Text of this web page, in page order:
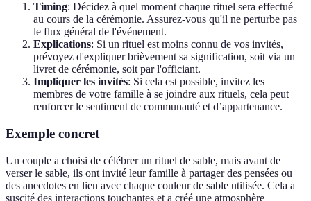
Timing: Décidez à quel moment chaque rituel sera effectué
au cours de la cérémonie. Assurez-vous qu'il ne perturbe pas
le flux général de l'événement.
Explications: Si un rituel est moins connu de vos invités,
prévoyez d'expliquer brièvement sa signification, soit via un
livret de cérémonie, soit par l'officiant.
Impliquer les invités: Si cela est possible, invitez les
membres de votre famille à se joindre aux rituels, cela peut
renforcer le sentiment de communauté et d’appartenance.
Exemple concret
Un couple a choisi de célébrer un rituel de sable, mais avant de
verser le sable, ils ont invité leur famille à partager des pensées ou
des anecdotes en lien avec chaque couleur de sable utilisée. Cela a
suscité des interactions touchantes et a créé une atmosphère